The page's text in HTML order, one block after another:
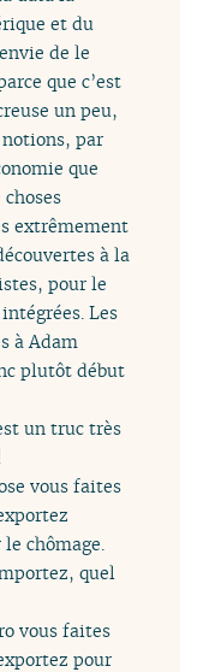
et du
de le
que c’est
un peu,
par
que
choses
extrêmement
à la
pour le
Les
à Adam
plutôt début
un truc très
vous faites
chômage.
quel
vous faites
pour